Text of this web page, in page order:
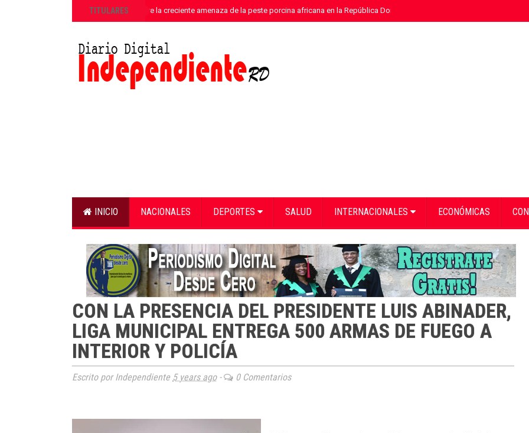
TITULARES
»ANPA alerta sobre la creciente amenaza de la peste porcina africana en la República Dominicana
INICIO NACIONALES DEPORTES SALUD INTERNACIONALES ECONÓMICAS
CON LA PRESENCIA DEL PRESIDENTE LUIS ABINADER,
LIGA MUNICIPAL ENTREGA 500 ARMAS DE FUEGO A
INTERIOR Y POLICÍA
Escrito por Independiente 5 years ago- 0 Comentarios